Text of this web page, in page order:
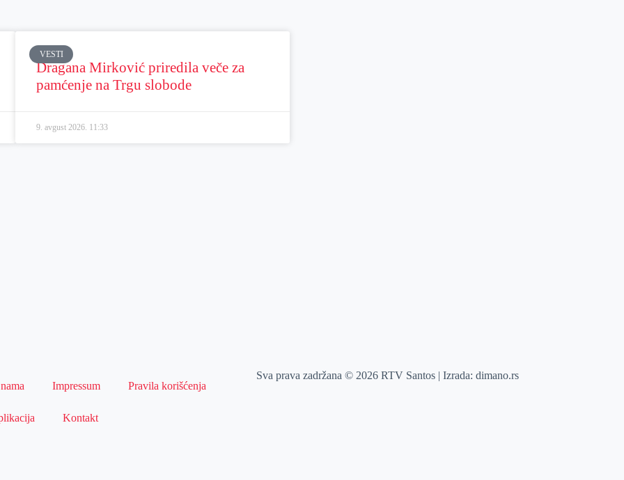
VESTI
Dragana Mirković priredila veče za
pamćenje na Trgu slobode
9. avgust 2026. 11:33
Impressum Pravila korišćenja
Kontakt
Sva prava zadržana © 2026 RTV Santos | Izrada:dimano.rs